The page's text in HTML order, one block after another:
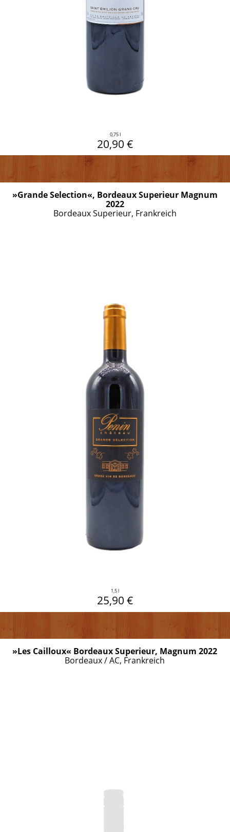
0,75 l
20,90 €
»Grande Selection«, Bordeaux Superieur Magnum
2022
Bordeaux Superieur, Frankreich
1,5 l
25,90 €
»Les Cailloux« Bordeaux Superieur, Magnum 2022
Bordeaux / AC, Frankreich